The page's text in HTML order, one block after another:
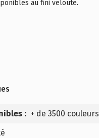
au fini velouté.
: + de 3500 couleurs